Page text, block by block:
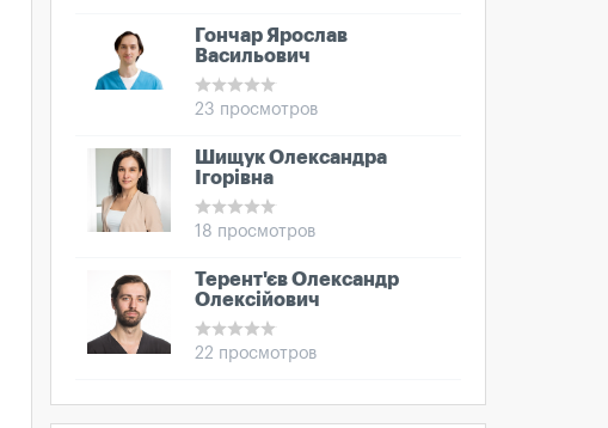
Гончар Ярослав
Васильович
23 просмотров
Шищук Олександра
Ігорівна
18 просмотров
Терент'єв Олександр
Олексійович
22 просмотров